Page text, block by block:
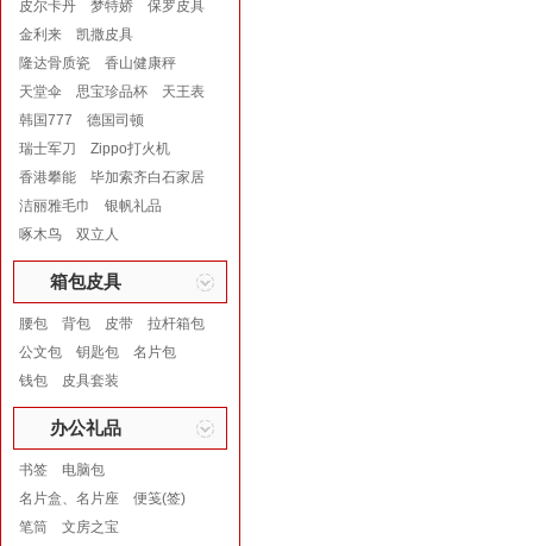
皮尔卡丹 梦特娇
保罗皮具
金利来
凯撒皮具
隆达骨质瓷
香山健康秤
天堂伞
思宝珍品杯
天王表
韩国777
德国司顿
瑞士军刀
Zippo打火机
香港攀能
毕加索齐白石家居
洁丽雅毛巾
银帆礼品
啄木鸟
双立人
箱包皮具
腰包 背包 皮带
拉杆箱包
公文包
钥匙包
名片包
钱包
皮具套装
办公礼品
书签
电脑包
名片盒、名片座
便笺(签)
笔筒
文房之宝